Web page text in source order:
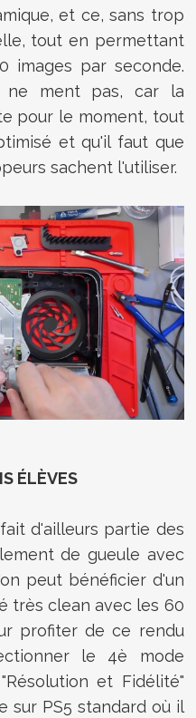
et ce, sans trop
tout en permettant
images par seconde.
ne ment pas, car la
pour le moment, tout
et qu'il faut que
sachent l'utiliser.
ÉLÈVES
d'ailleurs partie des
de gueule avec
peut bénéficier d'un
très clean avec les 60
profiter de ce rendu
le 4è mode
et Fidélité"
sur PS5 standard où il